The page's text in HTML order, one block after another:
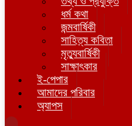
ধর্ম কথা
জন্মবার্ষিকী
সাহিত্য কবিতা
মৃত্যুবার্ষিকী
সাক্ষাৎকার
ই-পেপার
আমাদের পরিবার
অ্যাপস